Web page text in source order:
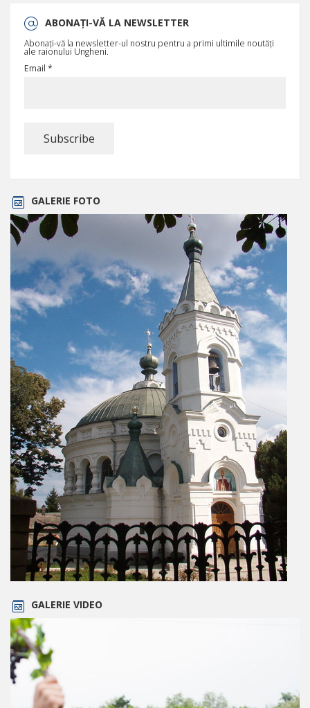
ABONAȚI-VĂ LA NEWSLETTER
Abonați-vă la newsletter-ul nostru pentru a primi ultimile noutăți
ale raionului Ungheni.
Email *
GALERIE FOTO
GALERIE VIDEO